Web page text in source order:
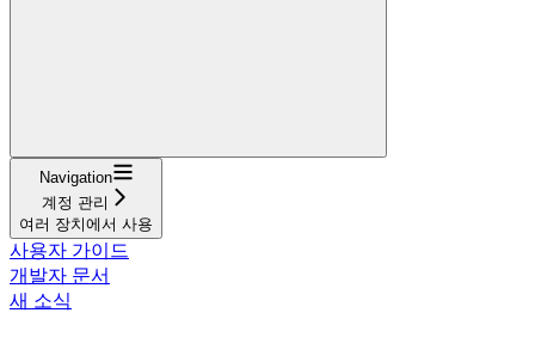
Navigation
계정 관리
여러 장치에서 사용
사용자 가이드
개발자 문서
새 소식